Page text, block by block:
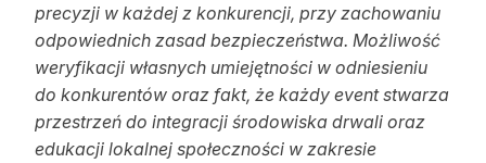
precyzji w każdej z konkurencji, przy zachowaniu
odpowiednich zasad bezpieczeństwa. Możliwość
weryfikacji własnych umiejętności w odniesieniu
do konkurentów oraz fakt, że każdy event stwarza
przestrzeń do integracji środowiska drwali oraz
edukacji lokalnej społeczności w zakresie